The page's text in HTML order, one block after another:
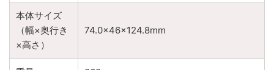
本体サイズ
（幅×奥行き
×高さ）
74.0×46×124.8mm